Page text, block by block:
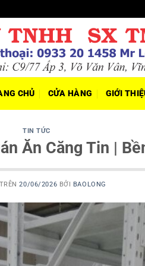
CHỦ CỬA HÀNG GIỚI
TIN TỨC
Ăn Căng Tin |
20/06/2026 BỞI BAOLONG